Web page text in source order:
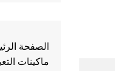
الصفحة
ماكينات